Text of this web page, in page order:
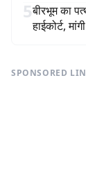
5बीरभूम का
हाईकोर्ट,
SPONSORED